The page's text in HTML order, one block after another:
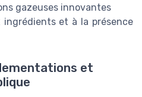
gazeuses innovantes
et à la présence
et